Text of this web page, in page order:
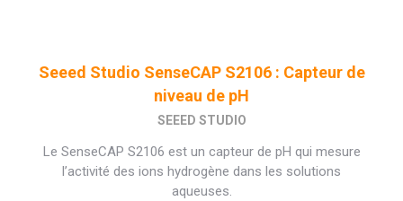
Seeed Studio SenseCAP S2106 : Capteur de
niveau de pH
SEEED STUDIO
Le SenseCAP S2106 est un capteur de pH qui mesure
l’activité des ions hydrogène dans les solutions
aqueuses.